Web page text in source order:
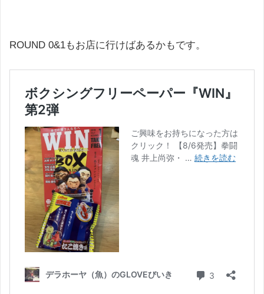
ROUND 0&1もお店に行けばあるかもです。